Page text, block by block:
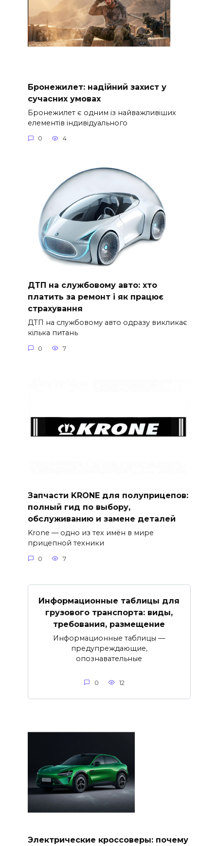
Бронежилет: надійний захист у
сучасних умовах
Бронежилет є одним із найважливіших
елементів індивідуального
0 4
ДТП на службовому авто: хто
платить за ремонт і як працює
страхування
ДТП на службовому авто одразу викликає
кілька питань
0 7
Запчасти KRONE для полуприцепов:
полный гид по выбору,
обслуживанию и замене деталей
Krone — одно из тех имён в мире
прицепной техники
0 7
Информационные таблицы для
грузового транспорта: виды,
требования, размещение
Информационные таблицы —
предупреждающие,
опознавательные
0 12
Электрические кроссоверы: почему